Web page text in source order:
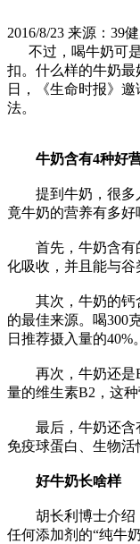
2016/8/23 来源：39
不过，喝牛奶可是
扣。什么样的牛奶
日，《生命时报》
法。
牛奶含有4种好
提到牛奶，很多人
竟牛奶的营养有多好
首先，牛奶含有
化吸收，并且能与谷
其次，牛奶的钙
的最佳来源。喝300
日推荐摄入量的40%。
再次，牛奶还是B
量的维生素B2，这
最后，牛奶还含有
免疫球蛋白、生物活
好牛奶长啥样
胡长利博士介绍
任何添加剂的“纯牛